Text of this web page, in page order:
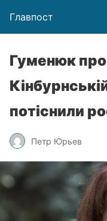
Главпост
Гуменюк
потіснили
Петр Юрьев